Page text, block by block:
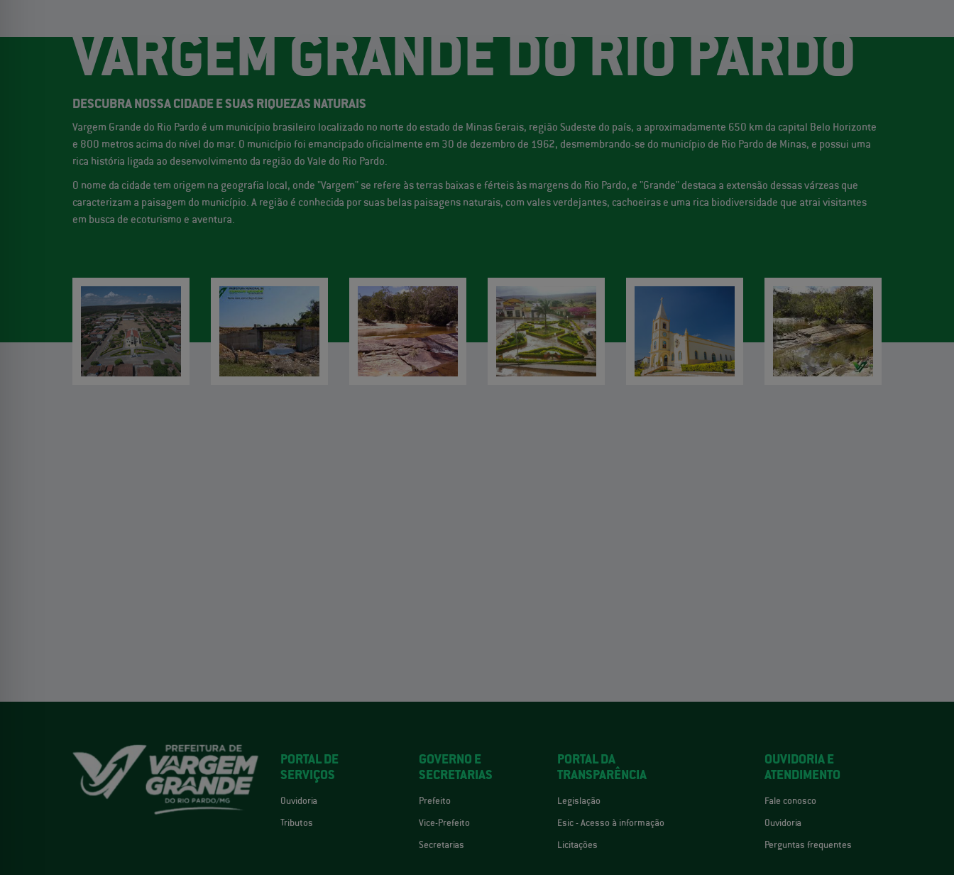
VARGEM GRANDE DO RIO PARDO
DESCUBRA NOSSA CIDADE E SUAS RIQUEZAS NATURAIS
Vargem Grande do Rio Pardo é um município brasileiro localizado no norte do estado de Minas Gerais, região Sudeste do país, a aproximadamente 650 km da capital Belo Horizonte
e 800 metros acima do nível do mar. O município foi emancipado oficialmente em 30 de dezembro de 1962, desmembrando-se do município de Rio Pardo de Minas, e possui uma
rica história ligada ao desenvolvimento da região do Vale do Rio Pardo.
O nome da cidade tem origem na geografia local, onde "Vargem" se refere às terras baixas e férteis às margens do Rio Pardo, e "Grande" destaca a extensão dessas várzeas que
caracterizam a paisagem do município. A região é conhecida por suas belas paisagens naturais, com vales verdejantes, cachoeiras e uma rica biodiversidade que atrai visitantes
em busca de ecoturismo e aventura.
PORTAL DE
SERVIÇOS
Ouvidoria
Tributos
GOVERNO E
SECRETARIAS
Prefeito
Vice-Prefeito
Secretarias
PORTAL DA
TRANSPARÊNCIA
Legislação
Esic - Acesso à informação
Licitações
OUVIDORIA E
ATENDIMENTO
Fale conosco
Ouvidoria
Perguntas frequentes